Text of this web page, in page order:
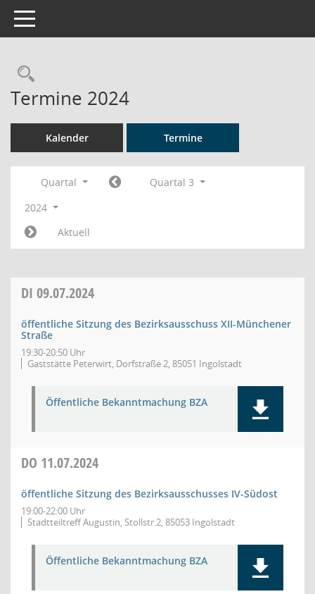
Toggle navigation
Rechercheauswahl
Termine 2024
Kalender Termine
Quartal
Quartal 3
2024
Aktuell
DI 09.07.2024
öffentliche Sitzung des Bezirksausschuss XII-Münchener
Straße
19:30-20:50 Uhr
Gaststätte Peterwirt, Dorfstraße 2, 85051 Ingolstadt
Öffentliche Bekanntmachung BZA
DO 11.07.2024
öffentliche Sitzung des Bezirksausschusses IV-Südost
19:00-22:00 Uhr
Stadtteiltreff Augustin, Stollstr.2, 85053 Ingolstadt
Öffentliche Bekanntmachung BZA